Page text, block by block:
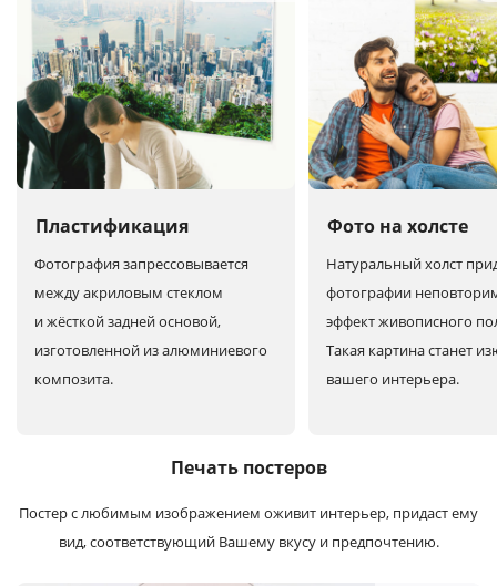
Пластификация
Фотография запрессовывается
между акриловым стеклом
и жёсткой задней основой,
изготовленной из алюминиевого
композита.
Фото на холсте
Натуральный холст
фотографии
эффект живописного
Такая картина станет
вашего интерьера.
Печать постеров
Постер с любимым изображением оживит интерьер, придаст ему
вид, соответствующий Вашему вкусу и предпочтению.